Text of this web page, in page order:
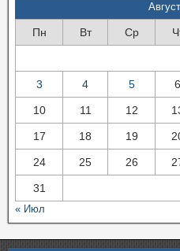
Пн Вт Ср
3 4 5 6
10 11 12
17 18 19
24 25 26
31
« Июл